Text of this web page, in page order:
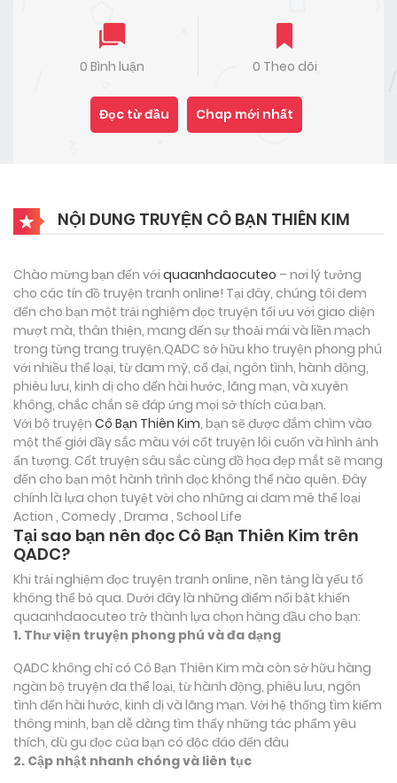
0 Bình luận 0 Theo dõi
Đọc từ đầu Chap mới nhất
NỘI DUNG TRUYỆN CÔ BẠN THIÊN KIM
Chào mừng bạn đến với quaanhdaocuteo – nơi lý tưởng
cho các tín đồ truyện tranh online! Tại đây, chúng tôi đem
đến cho bạn một trải nghiệm đọc truyện tối ưu với giao diện
mượt mà, thân thiện, mang đến sự thoải mái và liền mạch
trong từng trang truyện.QADC sở hữu kho truyện phong phú
với nhiều thể loại, từ đam mỹ, cổ đại, ngôn tình, hành động,
phiêu lưu, kinh dị cho đến hài hước, lãng mạn, và xuyên
không, chắc chắn sẽ đáp ứng mọi sở thích của bạn.
Với bộ truyện Cô Bạn Thiên Kim, bạn sẽ được đắm chìm vào
một thế giới đầy sắc màu với cốt truyện lôi cuốn và hình ảnh
ấn tượng. Cốt truyện sâu sắc cùng đồ họa đẹp mắt sẽ mang
đến cho bạn một hành trình đọc không thể nào quên. Đây
chính là lựa chọn tuyệt vời cho những ai đam mê thể loại
Action , Comedy , Drama , School Life
Tại sao bạn nên đọc Cô Bạn Thiên Kim trên
QADC?
Khi trải nghiệm đọc truyện tranh online, nền tảng là yếu tố
không thể bỏ qua. Dưới đây là những điểm nổi bật khiến
quaanhdaocuteo trở thành lựa chọn hàng đầu cho bạn:
1. Thư viện truyện phong phú và đa dạng
QADC không chỉ có Cô Bạn Thiên Kim mà còn sở hữu hàng
ngàn bộ truyện đa thể loại, từ hành động, phiêu lưu, ngôn
tình đến hài hước, kinh dị và lãng mạn. Với hệ thống tìm kiếm
thông minh, bạn dễ dàng tìm thấy những tác phẩm yêu
thích, dù gu đọc của bạn có độc đáo đến đâu
2. Cập nhật nhanh chóng và liên tục